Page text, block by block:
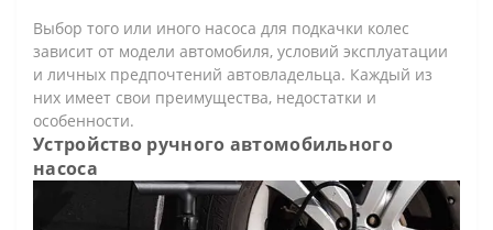
Выбор того или иного насоса для подкачки колес
зависит от модели автомобиля, условий эксплуатации
и личных предпочтений автовладельца. Каждый из
них имеет свои преимущества, недостатки и
особенности.
Устройство ручного автомобильного
насоса